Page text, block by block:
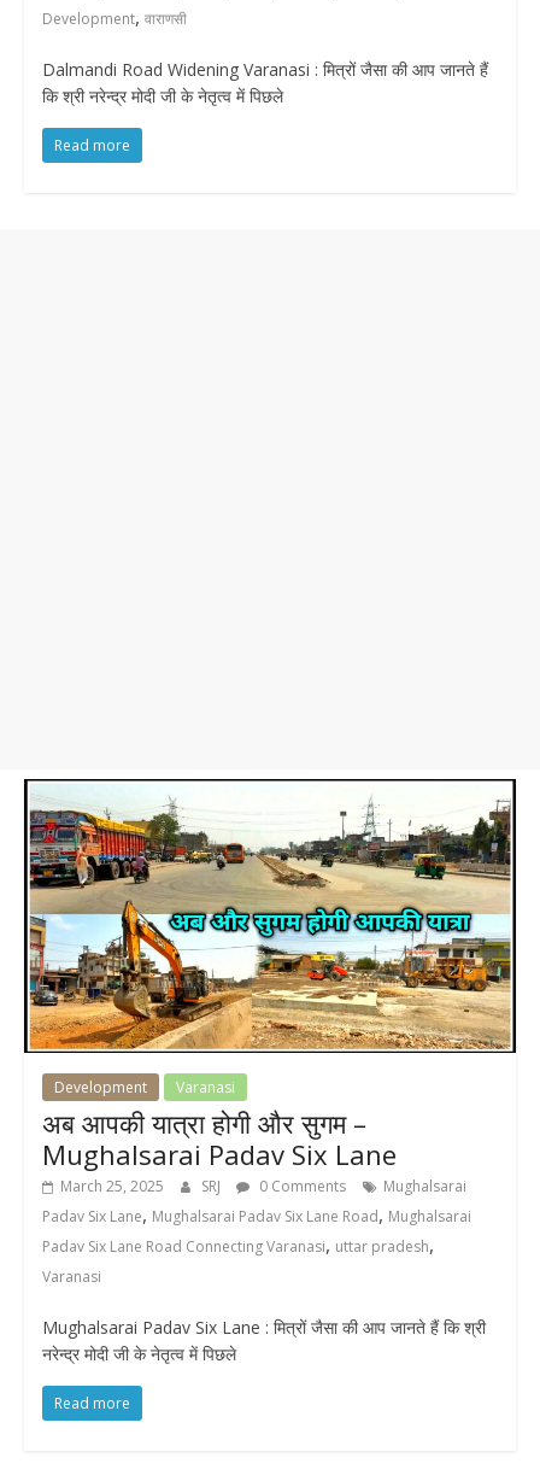
Development, वाराणसी
Dalmandi Road Widening Varanasi : मित्रों जैसा की आप जानते हैं
कि श्री नरेन्द्र मोदी जी के नेतृत्व में पिछले
Read more
Development Varanasi
अब आपकी यात्रा होगी और सुगम –
Mughalsarai Padav Six Lane
March 25, 2025 SRJ 0 Comments
Mughalsarai
Padav Six Lane, Mughalsarai Padav Six Lane Road, Mughalsarai
Padav Six Lane Road Connecting Varanasi, uttar pradesh,
Varanasi
Mughalsarai Padav Six Lane : मित्रों जैसा की आप जानते हैं कि श्री
नरेन्द्र मोदी जी के नेतृत्व में पिछले
Read more